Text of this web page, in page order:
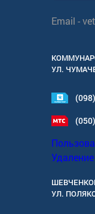
Email -
УЛ.
УЛ.